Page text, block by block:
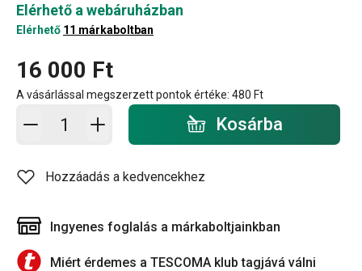
Elérhető a webáruházban
Elérhető 11 márkaboltban
16 000 Ft
A vásárlással megszerzett pontok értéke: 480 Ft
Kosárba - mennyiség Kosárba
Hozzáadás a kedvencekhez
Ingyenes foglalás a márkaboltjainkban
Miért érdemes a TESCOMA klub tagjává válni